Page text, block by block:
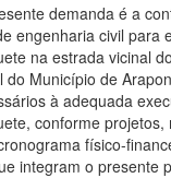
demanda é a
engenharia civil para
na estrada vicinal
do Município de
à adequada
conforme projetos,
físico-
integram o presente